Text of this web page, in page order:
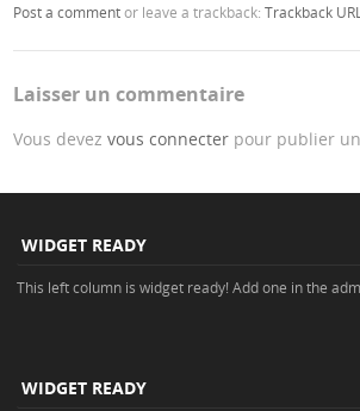
Post a commentor leave a trackback:Trackback URL
Laisser un commentaire
Vous devezvous connecter pour publier
WIDGET READY
This left column is widget ready! Add one in the
WIDGET READY